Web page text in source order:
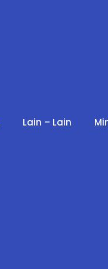
Lain – Lain